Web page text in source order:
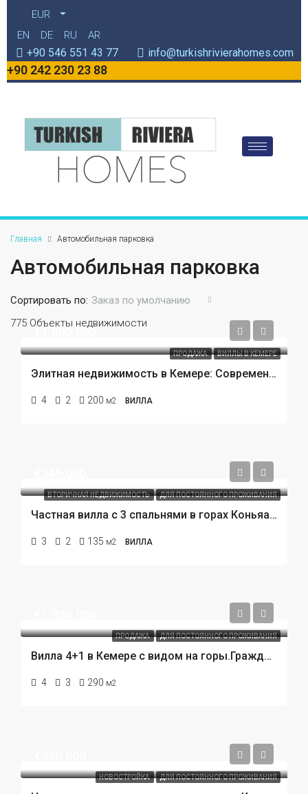
EUR
EN
DE RU AR
+90 546 551 43 77 info@turkishrivierahomes.com
+90 242 230 23 88
Главная Автомобильная парковка
Автомобильная парковка
775 Объекты недвижимости
Сортировать по: Заказ по умолчанию
ПРОДАЖА ВИЛЛЫ В КЕМЕРЕ
€1.800.000
Элитная недвижимость в Кемере: Современные виллы с частным бассейном в 450 метрах от пляжа.
4 2 200 м2 ВИЛЛА
ВТОРИЧНАЯ НЕДВИЖИМОСТЬ ДЛЯ ПОСТОЯННОГО ПРОЖИВАНИЯ
Частная вилла с 3 спальнями в горах Коньяалты (Сарысу), Анталия. Вилла по цене квартиры!
3 2 135 м2 ВИЛЛА
ПРОДАЖА ДЛЯ ПОСТОЯННОГО ПРОЖИВАНИЯ
Вилла 4+1 в Кемере с видом на горы.Гражданство Турции. 800 метров до моря.
4 3 290 м2
НОВОСТРОЙКА ДЛЯ ПОСТОЯННОГО ПРОЖИВАНИЯ